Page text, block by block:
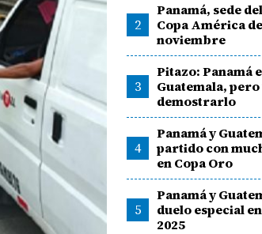
2
Panamá, sede
Copa América
noviembre
3
Pitazo: Panamá
Guatemala,
demostrarlo
4
Panamá y
partido con
en Copa Oro
5
Panamá y
duelo especial
2025